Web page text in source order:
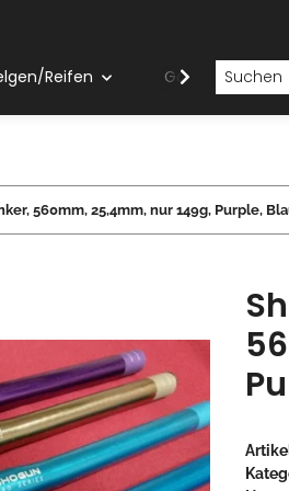
Reifen Gabeln
560mm, 25,4mm, nur 149g, Purple,